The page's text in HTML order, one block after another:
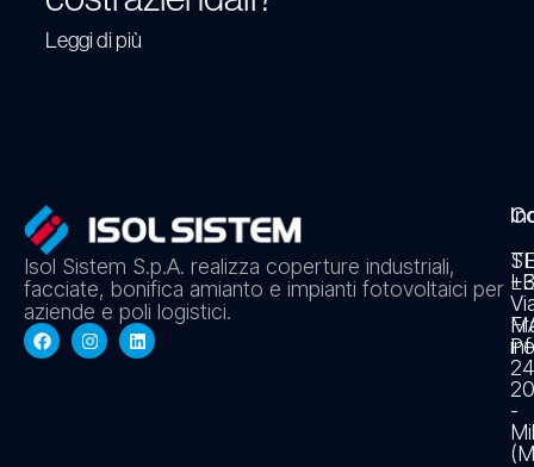
Leggi di più
Isol Sistem S.p.A. realizza coperture industriali,
facciate, bonifica amianto e impianti fotovoltaici per
aziende e poli logistici.
24
-